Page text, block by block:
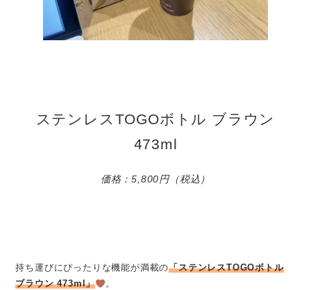
ステンレスTOGOボトル ブラウン
473ml
価格：5,800円（税込）
持ち運びにぴったりな機能が満載の「ステンレスTOGOボトル
ブラウン 473ml」
。